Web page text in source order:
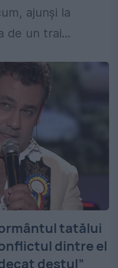
ajunși la
de un trai...
tatălui
dintre el
destul”